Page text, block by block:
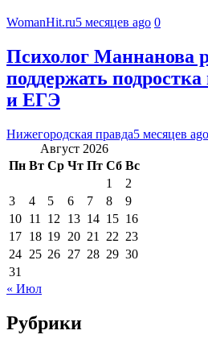
WomanHit.ru5 месяцев ago 0
Психолог Маннанова
поддержать
и ЕГЭ
Нижегородская правда5 месяцев ago
Август 2026
Пн Вт Ср Чт Пт Сб Вс
1
2
3
4 5 6 7 8
9
10 11 12 13 14 15 16
17 18 19 20 21 22 23
24 25 26 27 28 29 30
31
« Июл
Рубрики